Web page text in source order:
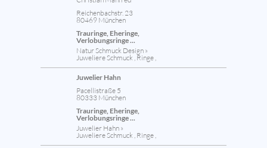
Reichenbachstr. 23
80469 München
Trauringe, Eheringe,
Verlobungsringe ...
Natur Schmuck Design »
Juweliere Schmuck , Ringe ,
Juwelier Hahn
Pacellistraße 5
80333 München
Trauringe, Eheringe,
Verlobungsringe ...
Juwelier Hahn »
Juweliere Schmuck , Ringe ,